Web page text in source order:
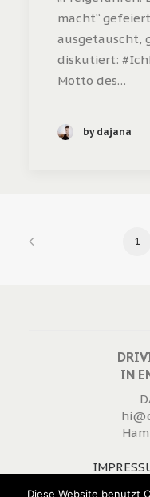
macht“
ausgetauscht,
diskutiert:
Motto des…
by dajana
1
IN
Diese Website benutzt